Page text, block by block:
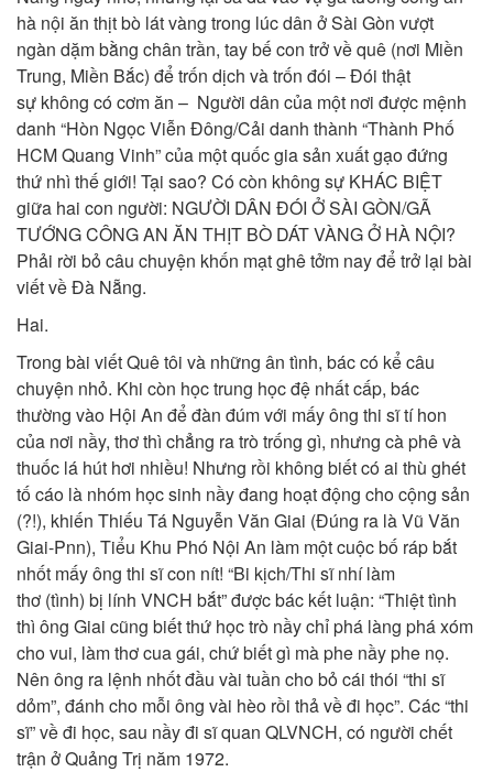
hà nội ăn thịt bò lát vàng trong lúc dân ở Sài Gòn vượt
ngàn dặm bằng chân trần, tay bế con trở về quê (nơi Miền
Trung, Miền Bắc) để trốn dịch và trốn đói – Đói thật
sự không có cơm ăn – Người dân của một nơi được mệnh
danh “Hòn Ngọc Viễn Đông/Cải danh thành “Thành Phố
HCM Quang Vinh” của một quốc gia sản xuất gạo đứng
thứ nhì thế giới! Tại sao? Có còn không sự KHÁC BIỆT
giữa hai con người: NGƯỜI DÂN ĐÓI Ở SÀI GÒN/GÃ
TƯỚNG CÔNG AN ĂN THỊT BÒ DÁT VÀNG Ở HÀ NỘI?
Phải rời bỏ câu chuyện khốn mạt ghê tởm nay để trở lại bài
viết về Đà Nẵng.
Hai.
Trong bài viết Quê tôi và những ân tình, bác có kể câu
chuyện nhỏ. Khi còn học trung học đệ nhất cấp, bác
thường vào Hội An để đàn đúm với mấy ông thi sĩ tí hon
của nơi nầy, thơ thì chẳng ra trò trống gì, nhưng cà phê và
thuốc lá hút hơi nhiều! Nhưng rồi không biết có ai thù ghét
tố cáo là nhóm học sinh nầy đang hoạt động cho cộng sản
(?!), khiến Thiếu Tá Nguyễn Văn Giai (Đúng ra là Vũ Văn
Giai-Pnn), Tiểu Khu Phó Nội An làm một cuộc bố ráp bắt
nhốt mấy ông thi sĩ con nít! “Bi kịch/Thi sĩ nhí làm
thơ (tình) bị lính VNCH bắt” được bác kết luận: “Thiệt tình
thì ông Giai cũng biết thứ học trò nầy chỉ phá làng phá xóm
cho vui, làm thơ cua gái, chứ biết gì mà phe nầy phe nọ.
Nên ông ra lệnh nhốt đầu vài tuần cho bỏ cái thói “thi sĩ
dỏm”, đánh cho mỗi ông vài hèo rồi thả về đi học”. Các “thi
sĩ” về đi học, sau nầy đi sĩ quan QLVNCH, có người chết
trận ở Quảng Trị năm 1972.